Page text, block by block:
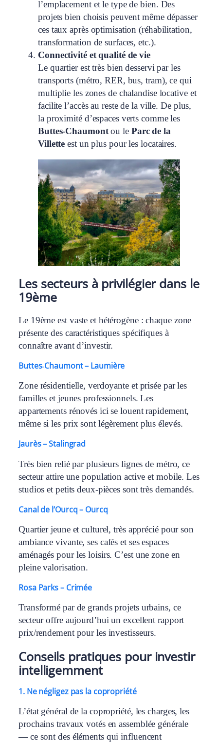
l’emplacement et le type de bien. Des
projets bien choisis peuvent même dépasser
ces taux après optimisation (réhabilitation,
transformation de surfaces, etc.).
Connectivité et qualité de vie
Le quartier est très bien desservi par les
transports (métro, RER, bus, tram), ce qui
multiplie les zones de chalandise locative et
facilite l’accès au reste de la ville. De plus,
la proximité d’espaces verts comme les
Buttes‑Chaumontou le Parc de la
Villette est un plus pour les locataires.
Les secteurs à privilégier dans le
19ème
Le 19ème est vaste et hétérogène : chaque zone
présente des caractéristiques spécifiques à
connaître avant d’investir.
Buttes‑Chaumont – Laumière
Zone résidentielle, verdoyante et prisée par les
familles et jeunes professionnels. Les
appartements rénovés ici se louent rapidement,
même si les prix sont légèrement plus élevés.
Jaurès – Stalingrad
Très bien relié par plusieurs lignes de métro, ce
secteur attire une population active et mobile. Les
studios et petits deux‑pièces sont très demandés.
Canal de l’Ourcq – Ourcq
Quartier jeune et culturel, très apprécié pour son
ambiance vivante, ses cafés et ses espaces
aménagés pour les loisirs. C’est une zone en
pleine valorisation.
Rosa Parks – Crimée
Transformé par de grands projets urbains, ce
secteur offre aujourd’hui un excellent rapport
prix/rendement pour les investisseurs.
Conseils pratiques pour investir
intelligemment
1. Ne négligez pas la copropriété
L’état général de la copropriété, les charges, les
prochains travaux votés en assemblée générale
— ce sont des éléments qui influencent